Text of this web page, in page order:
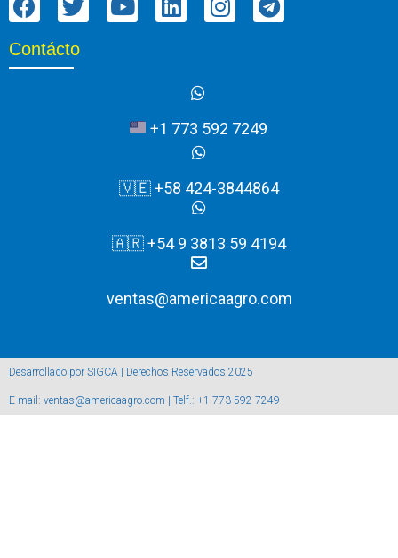
Contácto
+1 773 592 7249
🇻🇪 +58 424-3844864
🇦🇷 +54 9 3813 59 4194
ventas@americaagro.com
Desarrollado por SIGCA | Derechos Reservados 2025
E-mail: ventas@americaagro.com | Telf.: +1 773 592 7249